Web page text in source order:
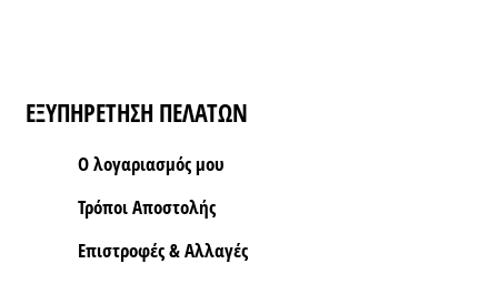
ΕΞΥΠΗΡΕΤΗΣΗ ΠΕΛΑΤΩΝ
Ο λογαριασμός μου
Τρόποι Aποστολής
Επιστροφές & Αλλαγές